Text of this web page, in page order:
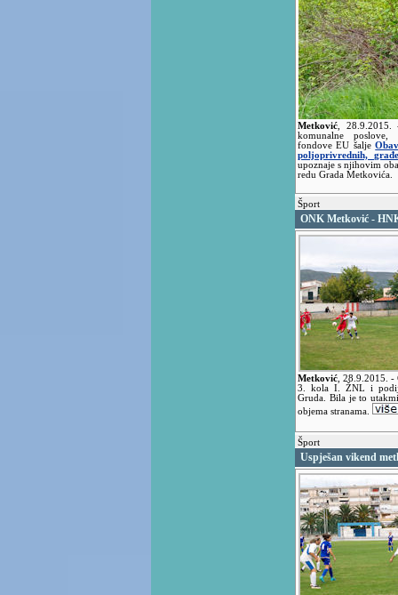
Metković 28.9.2015.
komunalne poslove,
fondove EU šalje
poljoprivrednih,
upoznaje s njihovim
redu Grada Metkovića.
Šport
ONK Metković -
Metković 28.9.2015. -
3. kola I. ŽNL i
Gruda. Bila je to
objema stranama.
Šport
Uspješan vikend